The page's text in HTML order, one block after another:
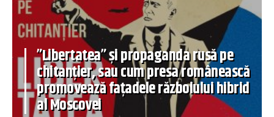
”Libertatea” și propaganda rusă pe
chitanțier, sau cum presa românească
promovează fațadele războiului hibrid
al Moscovei